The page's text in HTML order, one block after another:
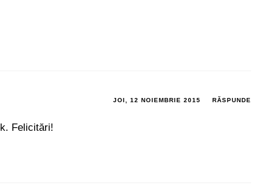
JOI, 12 NOIEMBRIE 2015 RĂSPUNDE
Felicitări!